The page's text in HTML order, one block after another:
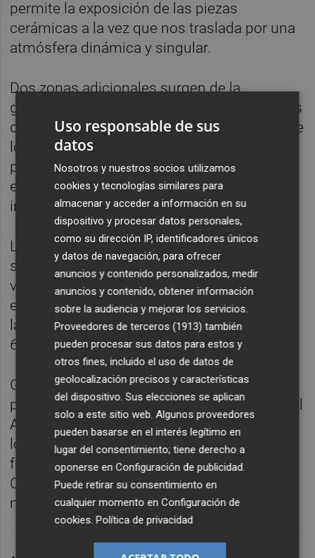
permite la exposición de las piezas
cerámicas a la vez que nos traslada por una
atmósfera dinámica y singular.
Dos zonas adicionales surgen de la
geometría del stand y se convierten en áreas
de relación para la atención personalizada de
los clientes, y un lugar común exterior
permite al visitante relajarse y absorber la
esencia de la marca en un ambiente
inmersivo y relajado.
Los ADI Booth Design Award, que cumplen
su 4ª edición, tienen el objeto de poner en
valor el buen diseño de los espacios
efímeros y su conjunción con la cerámica y
la marca de la empresa, de entre los más de
600 expositores presentes en la feria.
Gracias a este premio, el stand de Azuvi
pasará a ser candidato en la preselección del
ADI Design Index 2023, el anuario que reúne
lo mejor del diseño italiano. También
formará parte de la preselección del premio
Compasso d'Oro ADI, uno de los galardones
más importantes a nivel internacional.
Uso responsable de sus
datos
Nosotros y nuestros socios utilizamos
cookies y tecnologías similares para
almacenar y acceder a información en su
dispositivo y procesar datos personales,
como su dirección IP, identificadores únicos
y datos de navegación, para ofrecer
anuncios y contenido personalizados, medir
anuncios y contenido, obtener información
sobre la audiencia y mejorar los servicios.
Proveedores de terceros (1913) también
pueden procesar sus datos para estos y
otros fines, incluido el uso de datos de
geolocalización precisos y características
del dispositivo. Sus elecciones se aplican
solo a este sitio web. Algunos proveedores
pueden basarse en el interés legítimo en
lugar del consentimiento; tiene derecho a
oponerse enConfiguración de publicidad.
Puede retirar su consentimiento en
cualquier momento enConfiguración de
cookies.Política de privacidad